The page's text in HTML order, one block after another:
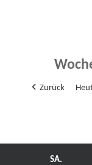
Zurück
SA.